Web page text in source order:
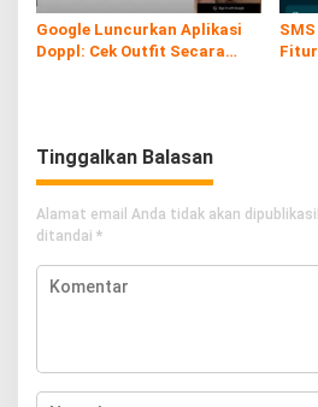
Google Luncurkan Aplikasi
Doppl: Cek Outfit Secara
Tinggalkan Balasan
Alamat email Anda tidak akan
ditandai *